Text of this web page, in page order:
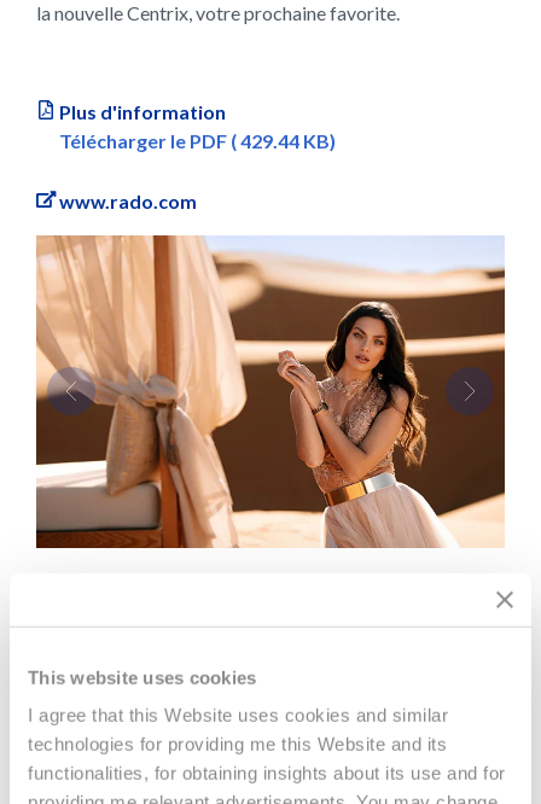
This website uses cookies
I agree that this Website uses cookies and similar
technologies for providing me this Website and its
functionalities, for obtaining insights about its use and for
Previous Next
la nouvelle Centrix, votre prochaine favorite.
Plus d'information
Télécharger le PDF ( 429.44 KB)
www.rado.com
NOUVELLES